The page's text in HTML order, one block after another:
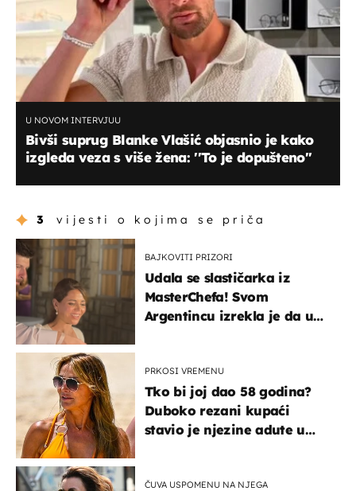
U NOVOM INTERVJUU
Bivši suprug Blanke Vlašić objasnio je kako
izgleda veza s više žena: ''To je dopušteno''
3 vijesti o kojima se priča
BAJKOVITI PRIZORI
Udala se slastičarka iz
MasterChefa! Svom
Argentincu izrekla je da u
PRKOSI VREMENU
Tko bi joj dao 58 godina?
Duboko rezani kupaći
stavio je njezine adute u
ČUVA USPOMENU NA NJEGA